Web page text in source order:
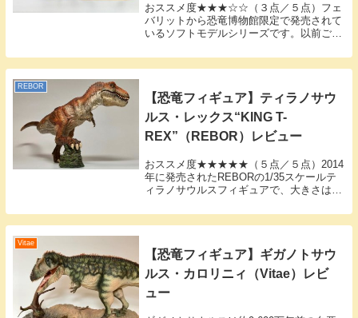
おススメ度★★★☆☆（３点／５点）フェ
バリットから恐竜博物館限定で発売されて
いるソフトモデルシリーズです。以前ご紹
プス」や「ユウティラヌス・ザ・デュエ
ル」と同じく、2016年福井県立恐竜博物館
REBOR
【恐竜フィギュア】ティラノサウ
ルス・レックス“KING T-
REX”（REBOR）レビュー
おススメ度★★★★★（５点／５点）2014
年に発売されたREBORの1/35スケールテ
ィラノサウルスフィギュアで、大きさは全
す。PVC製で固く、表面を押してもほとん
ど凹みません。映画ジュラシックパ...
Vitae
【恐竜フィギュア】ギガノトサウ
ルス・カロリニィ（Vitae）レビ
ュー